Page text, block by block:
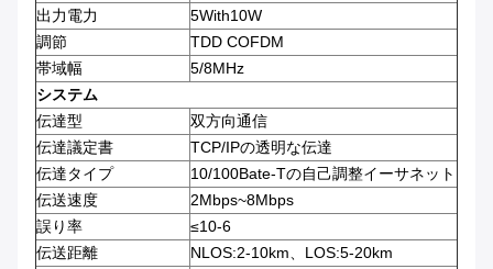
出力電力
5With10W
調節
TDD COFDM
帯域幅
5/8MHz
システム
伝達型
双方向通信
伝達議定書
TCP/IPの透明な伝達
伝達タイプ
10/100Bate-Tの自己調整イーサネット
伝送速度
2Mbps~8Mbps
誤り率
≤10-6
伝送距離
NLOS:2-10km、LOS:5-20km